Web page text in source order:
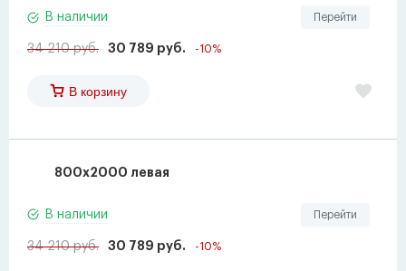
Перейти
В наличии
34 210 руб. 30 789 руб. -10%
В корзину
800х2000 левая
Перейти
В наличии
34 210 руб. 30 789 руб. -10%